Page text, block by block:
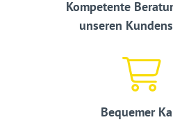
Kompetente
unseren
Bequemer